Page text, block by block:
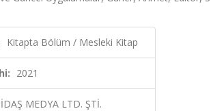
Kitapta Bölüm / Mesleki Kitap
2021
MEDYA LTD. ŞTİ.